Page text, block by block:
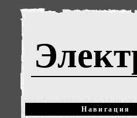
Навигация